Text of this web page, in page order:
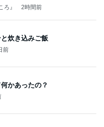
』 2時間前
炊き込みご飯
前
かあったの？